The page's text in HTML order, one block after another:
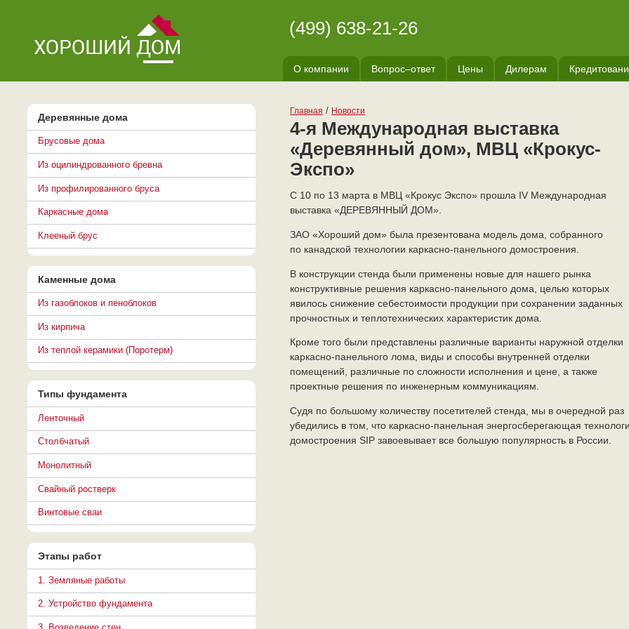
(499) 638-21-26
О компании Вопрос–ответ Цены Дилерам
Деревянные дома
Брусовые дома
Из оцилиндрованного бревна
Из профилированного бруса
Каркасные дома
Клееный брус
Каменные дома
Из газоблоков и пеноблоков
Из кирпича
Из теплой керамики (Поротерм)
Типы фундамента
Ленточный
Столбчатый
Монолитный
Свайный ростверк
Винтовые сваи
Этапы работ
1. Земляные работы
2. Устройство фундамента
Главная / Новости
4-я Международная выставка
«Деревянный дом», МВЦ «Крокус-
Экспо»
С 10 по 13 марта в МВЦ «Крокус Экспо» прошла IV Международная
выставка «ДЕРЕВЯННЫЙ ДОМ».
ЗАО «Хороший дом» была презентована модель дома, собранного
по канадской технологии каркасно-панельного домостроения.
В конструкции стенда были применены новые для нашего рынка
конструктивные решения каркасно-панельного дома, целью которых
явилось снижение себестоимости продукции при сохранении заданных
прочностных и теплотехнических характеристик дома.
Кроме того были представлены различные варианты наружной отделки
каркасно-панельного лома, виды и способы внутренней отделки
помещений, различные по сложности исполнения и цене, а также
проектные решения по инженерным коммуникациям.
Судя по большому количеству посетителей стенда, мы в очередной раз
убедились в том, что каркасно-панельная энергосберегающая
домостроения SIP завоевывает все большую популярность в России.